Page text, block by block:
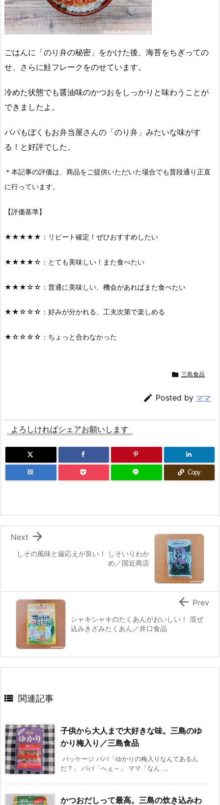
ごはんに「のり弁の秘密」をかけた後、海苔をちぎっての
せ、さらに鮭フレークをのせています。
冷めた状態でも醤油味のかつおをしっかりと味わうことが
できましたよ。
パパもぼくもお弁当屋さんの「のり弁」みたいな味がす
る！と好評でした。
＊本記事の評価は、商品をご提供いただいた場合でも普段通り正直
に行っています。
【評価基準】
★★★★★：リピート確定！ぜひおすすめしたい
★★★★☆：とても美味しい！また食べたい
★★★☆☆：普通に美味しい、機会があればまた食べたい
★★☆☆☆：好みが分かれる、工夫次第で楽しめる
★☆☆☆☆：ちょっと合わなかった
 三島食品
 Posted by ママ
よろしければシェアお願いします
B! Copy
しその風味と歯応えが良い！ しそいりわか
め／国近商店

Next
シャキシャキのたくあんがおいしい！ 混ぜ
込みきざみたくあん／井口食品
 Prev
 関連記事
子供から大人まで大好きな味。三島のゆ
かり梅入り／三島食品
パッケージ パパ「ゆかりの梅入りなんてあるん
だ？」 パパ「へぇ～」 ママ「なん ...
かつおだしって最高。三島の炊き込みわ